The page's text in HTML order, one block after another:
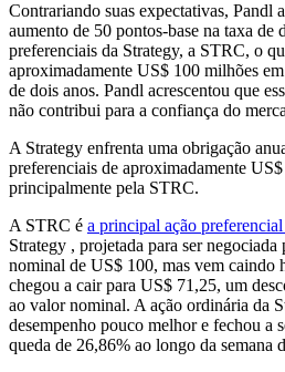
Contrariando suas expectativas, Pandl
aumento de 50 pontos-base na taxa de
preferenciais da Strategy, a STRC, o
aproximadamente US$ 100 milhões
de dois anos. Pandl acrescentou que
não contribui para a confiança do
A Strategy enfrenta uma obrigação
preferenciais de aproximadamente
principalmente pela STRC.
A STRC é a principal ação
Strategy , projetada para ser
nominal de US$ 100, mas vem caindo
chegou a cair para US$ 71,25, um
ao valor nominal. A ação ordinária da
desempenho pouco melhor e fechou a
queda de 26,86% ao longo da semana